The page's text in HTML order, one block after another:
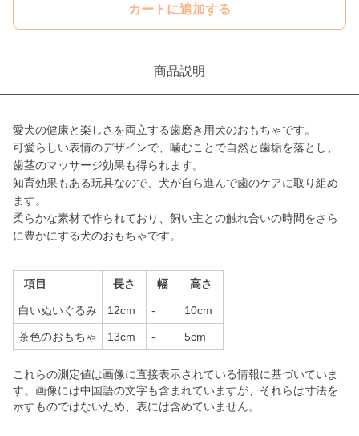
カートに追加する
商品説明
愛犬の健康と楽しさを両立する歯磨き用犬のおもちゃです。
可愛らしい表情のデザインで、噛むことで自然と歯垢を落とし、
歯茎のマッサージ効果も得られます。
知育効果もある玩具なので、犬が自ら進んで歯のケアに取り組め
ます。
柔らかな素材で作られており、飼い主との触れ合いの時間をさら
に豊かにする犬のおもちゃです。
項目 長さ 幅 高さ
白いぬいぐるみ 12cm - 10cm
茶色のおもちゃ 13cm - 5cm
これらの測定値は画像に直接表示されている情報に基づいていま
す。画像には中国語の文字も含まれていますが、それらは寸法を
示すものではないため、表には含めていません。